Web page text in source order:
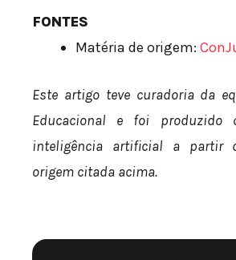
FONTES
Matéria de origem:
Este artigo teve curadoria da
Educacional e foi produzido
inteligência artificial a partir
origem citada acima.